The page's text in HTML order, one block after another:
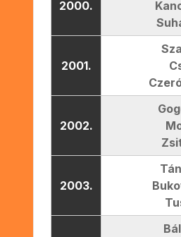
2000.
2001.
2002.
2003.